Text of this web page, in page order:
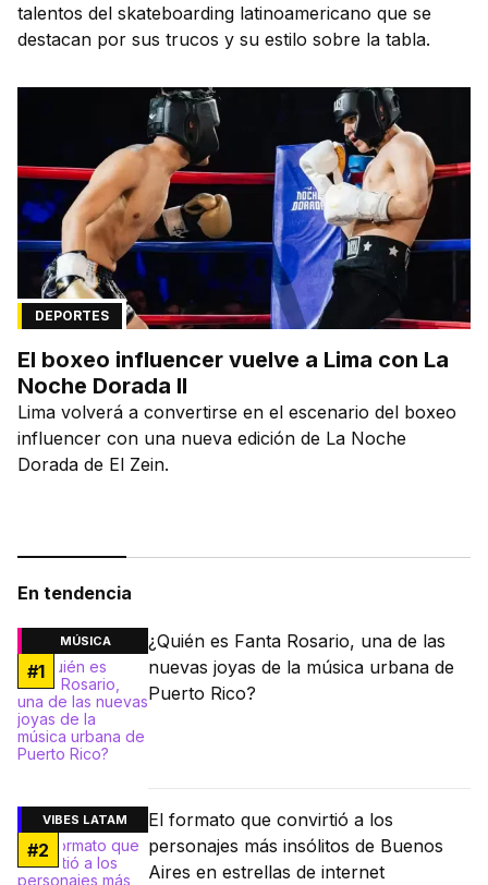
talentos del skateboarding latinoamericano que se
destacan por sus trucos y su estilo sobre la tabla.
DEPORTES
El boxeo influencer vuelve a Lima con La
Noche Dorada II
Lima volverá a convertirse en el escenario del boxeo
influencer con una nueva edición de La Noche
Dorada de El Zein.
En tendencia
MÚSICA
#1
¿Quién es Fanta Rosario, una de las
nuevas joyas de la música urbana de
Puerto Rico?
VIBES LATAM
#2
El formato que convirtió a los
personajes más insólitos de Buenos
Aires en estrellas de internet